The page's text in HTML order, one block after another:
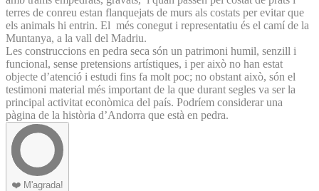
terres de conreu estan flanquejats de murs als costats per evitar que
els animals hi entrin. El més conegut i representatiu és el camí de la
Muntanya, a la vall del Madriu.
Les construccions en pedra seca són un patrimoni humil, senzill i
funcional, sense pretensions artístiques, i per això no han estat
objecte d’atenció i estudi fins fa molt poc; no obstant això, són el
testimoni material més important de la que durant segles va ser la
principal activitat econòmica del país. Podríem considerar una
pàgina de la història d’Andorra que està en pedra.
❤️ M'agrada!